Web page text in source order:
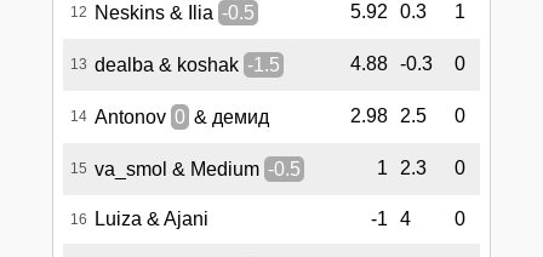
12 Neskins & Ilia -0.5 5.92 0.3 1
13 dealba & koshak -1.5 4.88 -0.3 0
14 Antonov 0 & демид 2.98 2.5 0
15 va_smol & Medium -0.5 1 2.3 0
16 Luiza & Ajani -1 4 0